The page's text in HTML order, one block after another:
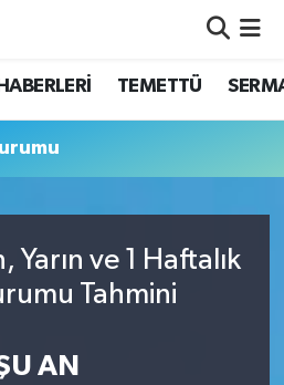
TEMETTÜ
ve 1 Haftalık
Tahmini
AN